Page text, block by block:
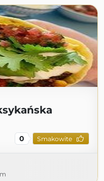
0 Smakowite